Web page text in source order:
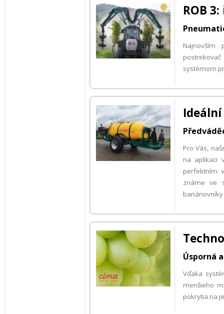
ROB
postrekovač
systémom
Ideální
Pro Vás,
na aplikaci
perfektním
známe ve
Úsporná
Vďaka
menšieho
pokrytia na